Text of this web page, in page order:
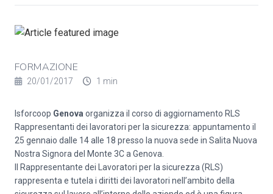
FORMAZIONE
20/01/2017 1 min
Isforcoop Genova organizza il corso di aggiornamento RLS
Rappresentanti dei lavoratori per la sicurezza: appuntamento il
25 gennaio dalle 14 alle 18 presso la nuova sede in Salita Nuova
Nostra Signora del Monte 3C a Genova.
Il Rappresentante dei Lavoratori per la sicurezza (RLS)
rappresenta e tutela i diritti dei lavoratori nell’ambito della